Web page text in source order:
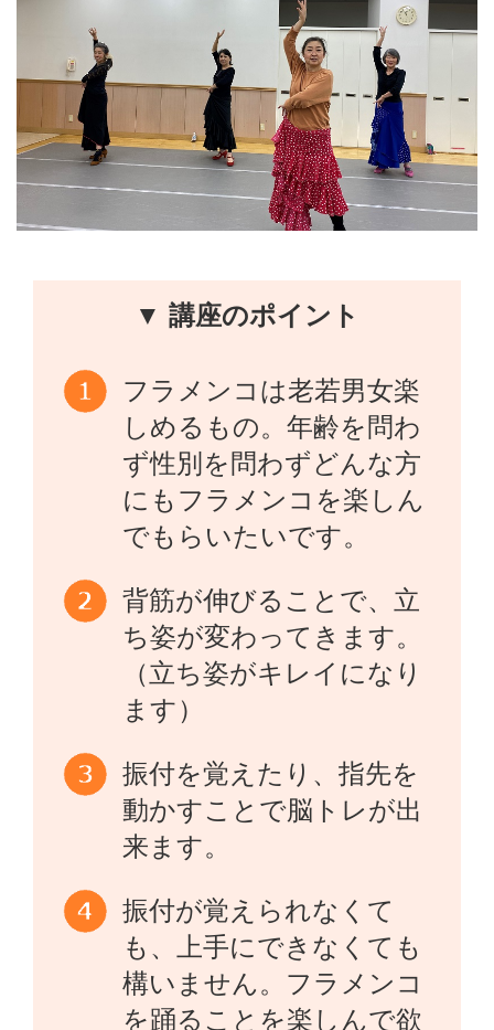
▼ 講座のポイント
フラメンコは老若男女楽
しめるもの。年齢を問わ
ず性別を問わずどんな方
にもフラメンコを楽しん
でもらいたいです。
背筋が伸びることで、立
ち姿が変わってきます。
（立ち姿がキレイになり
ます）
振付を覚えたり、指先を
動かすことで脳トレが出
来ます。
振付が覚えられなくて
も、上手にできなくても
構いません。フラメンコ
を踊ることを楽しんで欲